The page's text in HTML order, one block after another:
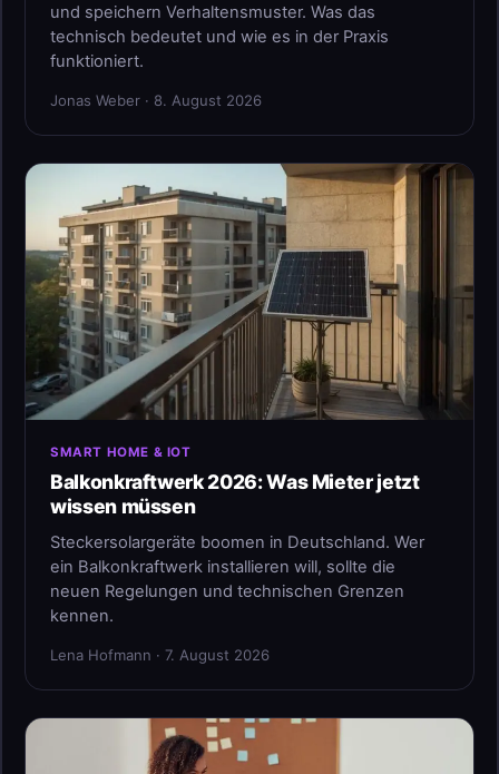
und speichern Verhaltensmuster. Was das
technisch bedeutet und wie es in der Praxis
funktioniert.
Jonas Weber · 8. August 2026
SMART HOME & IOT
Balkonkraftwerk 2026: Was Mieter jetzt
wissen müssen
Steckersolargeräte boomen in Deutschland. Wer
ein Balkonkraftwerk installieren will, sollte die
neuen Regelungen und technischen Grenzen
kennen.
Lena Hofmann · 7. August 2026